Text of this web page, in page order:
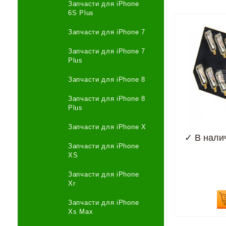
Запчасти для iPhone
6S Plus
Запчасти для iPhone 7
Запчасти для iPhone 7
Plus
Запчасти для iPhone 8
Запчасти для iPhone 8
Plus
Запчасти для iPhone X
Запчасти для iPhone
XS
Запчасти для iPhone
Xr
Запчасти для iPhone
Xs Max
✓ В